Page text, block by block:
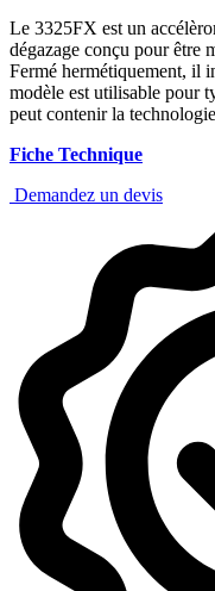
Le 3325FX est un
dégazage conçu pour être
Fermé hermétiquement, il
modèle est utilisable pour
peut contenir la
Fiche Technique
Demandez un devis